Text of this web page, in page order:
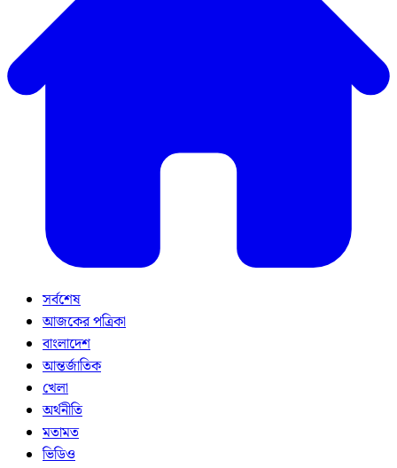
সর্বশেষ
আজকের পত্রিকা
বাংলাদেশ
আন্তর্জাতিক
খেলা
অর্থনীতি
মতামত
ভিডিও